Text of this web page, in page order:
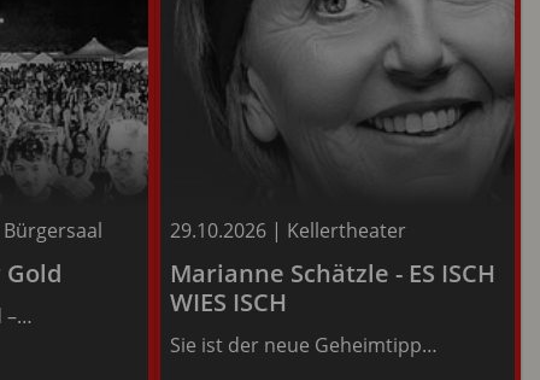
29.10.2026 | Kellertheater
Marianne Schätzle - ES ISCH
WIES ISCH
Sie ist der neue Geheimtipp…
–…
Infos
Tickets